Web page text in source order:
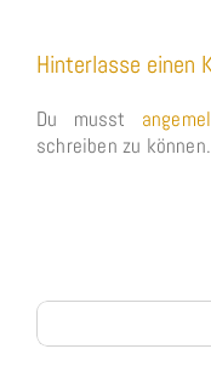
schreiben zu können.
nach: